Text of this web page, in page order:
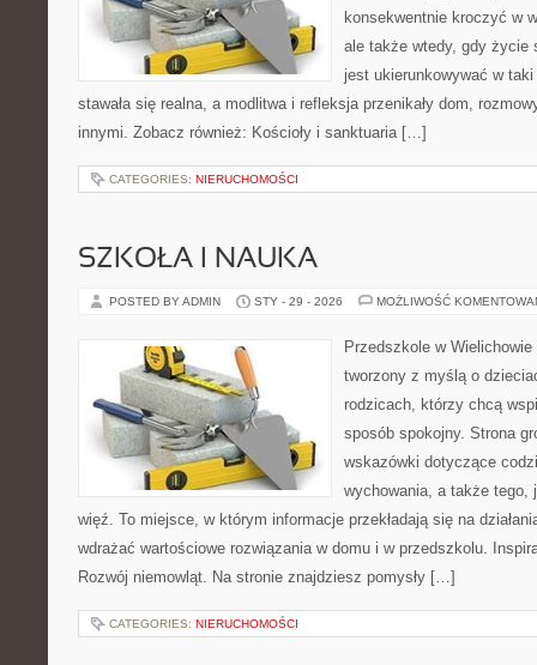
konsekwentnie kroczyć w
ale także wtedy, gdy życie
jest ukierunkowywać w
stawała się realna, a modlitwa i refleksja przenikały dom,
innymi. Zobacz również: Kościoły i sanktuaria […]
CATEGORIES: NIERUCHOMOŚCI
SZKOŁA I NAUKA
POSTED BY ADMIN STY - 29 - 2026 MOŻLIWOŚĆ
Przedszkole w
tworzony z myślą o
rodzicach, którzy chcą
sposób spokojny. Strona
wskazówki dotyczące
wychowania, a także tego,
więź. To miejsce, w którym informacje przekładają się na
wdrażać wartościowe rozwiązania w domu i w przedszkolu.
Rozwój niemowląt. Na stronie znajdziesz pomysły […]
CATEGORIES: NIERUCHOMOŚCI